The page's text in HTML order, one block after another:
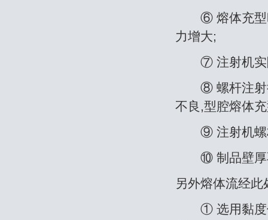
⑥ 熔体充型时
力增大;
⑦ 注射机实际
⑧ 螺杆注射行
不良,型腔熔体
⑨ 注射机螺杆
⑩ 制品壁厚
另外熔体流经
① 选用黏度低